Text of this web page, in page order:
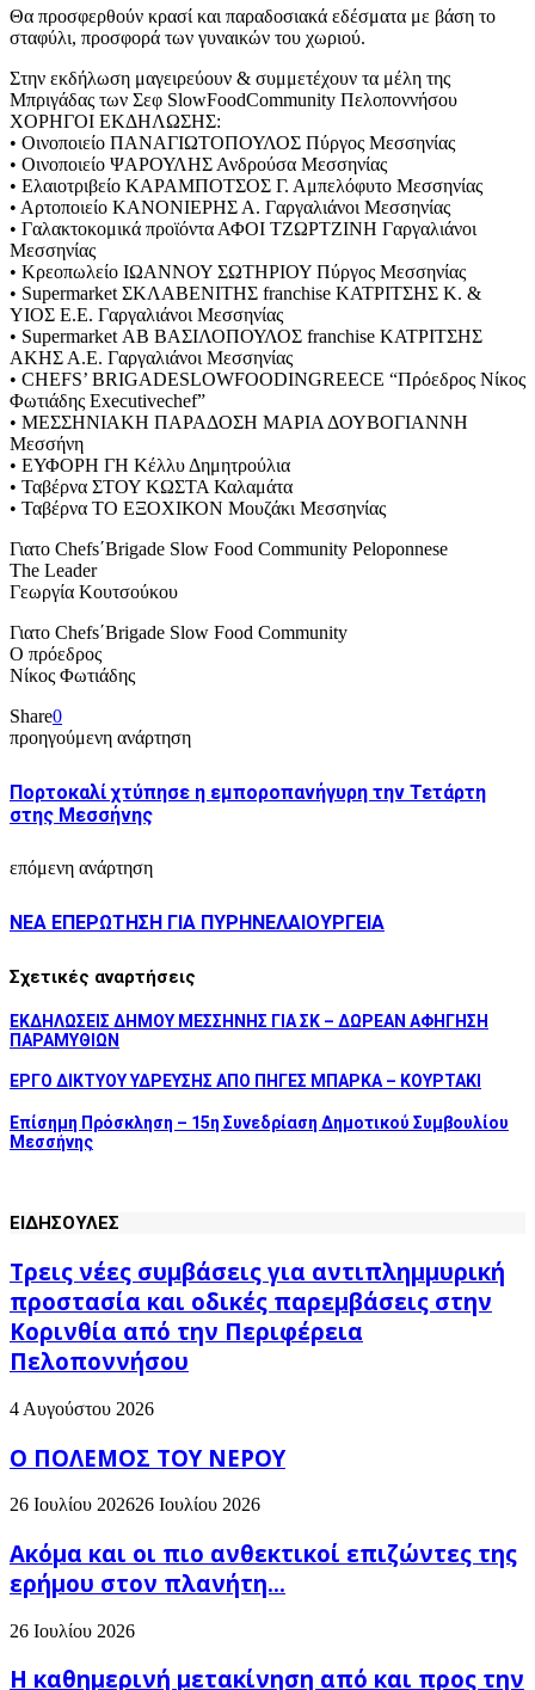
Θα προσφερθούν κρασί και παραδοσιακά εδέσματα με βάση το
σταφύλι, προσφορά των γυναικών του χωριού.
Στην εκδήλωση μαγειρεύουν & συμμετέχουν τα μέλη της
Μπριγάδας των Σεφ SlowFoodCommunity Πελοποννήσου
ΧΟΡΗΓΟΙ ΕΚΔΗΛΩΣΗΣ:
• Οινοποιείο ΠΑΝΑΓΙΩΤΟΠΟΥΛΟΣ Πύργος Μεσσηνίας
• Οινοποιείο ΨΑΡΟΥΛΗΣ Ανδρούσα Μεσσηνίας
• Ελαιοτριβείο ΚΑΡΑΜΠΟΤΣΟΣ Γ. Αμπελόφυτο Μεσσηνίας
• Αρτοποιείο ΚΑΝΟΝΙΕΡΗΣ Α. Γαργαλιάνοι Μεσσηνίας
• Γαλακτοκομικά προϊόντα ΑΦΟΙ ΤΖΩΡΤΖΙΝΗ Γαργαλιάνοι
Μεσσηνίας
• Κρεοπωλείο ΙΩΑΝΝΟΥ ΣΩΤΗΡΙΟΥ Πύργος Μεσσηνίας
• Supermarket ΣΚΛΑΒΕΝΙΤΗΣ franchise ΚΑΤΡΙΤΣΗΣ Κ. &
ΥΙΟΣ Ε.Ε. Γαργαλιάνοι Μεσσηνίας
• Supermarket ΑΒ ΒΑΣΙΛΟΠΟΥΛΟΣ franchise ΚΑΤΡΙΤΣΗΣ
ΑΚΗΣ Α.Ε. Γαργαλιάνοι Μεσσηνίας
• CHEFS’ BRIGADESLOWFOODINGREECE “Πρόεδρος Νίκος
Φωτιάδης Executivechef”
• ΜΕΣΣΗΝΙΑΚΗ ΠΑΡΑΔΟΣΗ ΜΑΡΙΑ ΔΟΥΒΟΓΙΑΝΝΗ
Μεσσήνη
• ΕΥΦΟΡΗ ΓΗ Κέλλυ Δημητρούλια
• Ταβέρνα ΣΤΟΥ ΚΩΣΤΑ Καλαμάτα
• Ταβέρνα ΤΟ ΕΞΟΧΙΚΟΝ Μουζάκι Μεσσηνίας
Γιατο Chefs΄Brigade Slow Food Community Peloponnese
The Leader
Γεωργία Κουτσούκου
Γιατο Chefs΄Brigade Slow Food Community
Ο πρόεδρος
Νίκος Φωτιάδης
Share0
προηγούμενη ανάρτηση
Πορτοκαλί χτύπησε η εμποροπανήγυρη την Τετάρτη
στης Μεσσήνης
επόμενη ανάρτηση
ΝΕΑ ΕΠΕΡΩΤΗΣΗ ΓΙΑ ΠΥΡΗΝΕΛΑΙΟΥΡΓΕΙΑ
Σχετικές αναρτήσεις
ΕΚΔΗΛΩΣΕΙΣ ΔΗΜΟΥ ΜΕΣΣΗΝΗΣ ΓΙΑ ΣΚ – ΔΩΡΕΑΝ ΑΦΗΓΗΣΗ
ΠΑΡΑΜΥΘΙΩΝ
ΕΡΓΟ ΔΙΚΤΥΟΥ ΥΔΡΕΥΣΗΣ ΑΠΟ ΠΗΓΕΣ ΜΠΑΡΚΑ – ΚΟΥΡΤΑΚΙ
Επίσημη Πρόσκληση – 15η Συνεδρίαση Δημοτικού Συμβουλίου
Μεσσήνης
ΕΙΔΗΣΟΥΛΕΣ
Τρεις νέες συμβάσεις για αντιπλημμυρική
προστασία και οδικές παρεμβάσεις στην
Κορινθία από την Περιφέρεια
Πελοποννήσου
4 Αυγούστου 2026
Ο ΠΟΛΕΜΟΣ ΤΟΥ ΝΕΡΟΥ
26 Ιουλίου 202626 Ιουλίου 2026
Ακόμα και οι πιο ανθεκτικοί επιζώντες της
ερήμου στον πλανήτη...
26 Ιουλίου 2026
H καθημερινή μετακίνηση από και προς την